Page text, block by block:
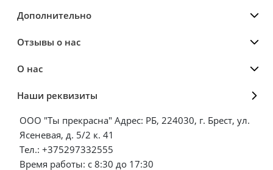
Дополнительно
Отзывы о нас
О нас
Наши реквизиты
ООО "Ты прекрасна" Адрес: РБ, 224030, г. Брест, ул.
Ясеневая, д. 5/2 к. 41
Тел.: +375297332555
Время работы: с 8:30 до 17:30